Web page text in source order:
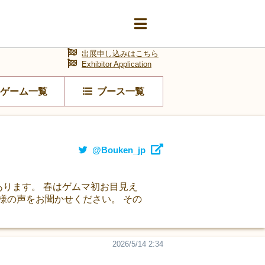
ゲーム一覧 ブース一覧
出展申し込みはこちら
Exhibitor Application
@Bouken_jp
ます。 春はゲムマ初お目見え
の声をお聞かせください。 その
2026/5/14 2:34